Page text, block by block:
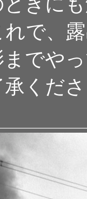
で、
でや
くだ